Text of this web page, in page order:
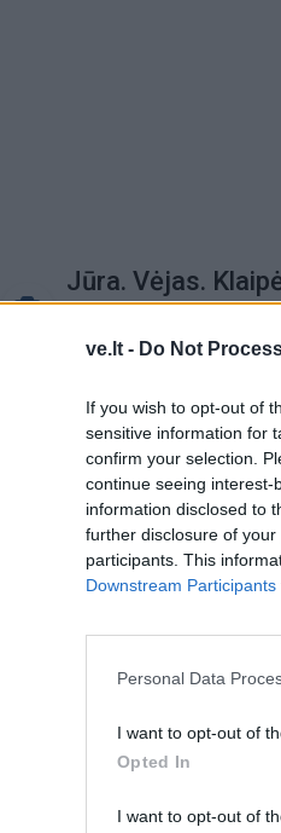
ve.lt - Do Not
If you wish to opt-out of
sensitive information for
confirm your selection.
continue seeing
information disclosed to
further disclosure of
participants. This
Downstream Participants
Personal Data
I want to opt-out of
Opted In
I want to opt-out of
Jūra. Vėjas.